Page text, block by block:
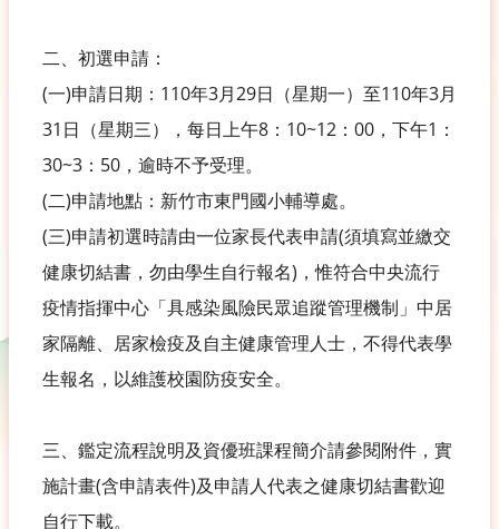
二、初選申請：
(一)申請日期：110年3月29日（星期一）至110年3月
31日（星期三），每日上午8：10~12：00，下午1：
30~3：50，逾時不予受理。
(二)申請地點：新竹市東門國小輔導處。
(三)申請初選時請由一位家長代表申請(須填寫並繳交
健康切結書，勿由學生自行報名)，惟符合中央流行
疫情指揮中心「具感染風險民眾追蹤管理機制」中居
家隔離、居家檢疫及自主健康管理人士，不得代表學
生報名，以維護校園防疫安全。
三、鑑定流程說明及資優班課程簡介請參閱附件，實
施計畫(含申請表件)及申請人代表之健康切結書歡迎
自行下載。